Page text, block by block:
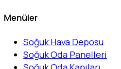
Menüler
Soğuk Hava Deposu
Soğuk Oda Panelleri